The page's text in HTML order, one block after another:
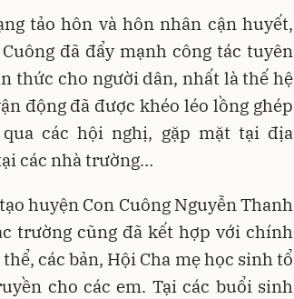
tảo hôn và hôn nhân cận huyết,
đã đẩy mạnh công tác tuyên
thức cho người dân, nhất là thế hệ
động đã được khéo léo lồng ghép
các hội nghị, gặp mặt tại địa
các nhà trường…
huyện Con Cuông Nguyễn Thanh
trường cũng đã kết hợp với chính
các bản, Hội Cha mẹ học sinh tổ
cho các em. Tại các buổi sinh